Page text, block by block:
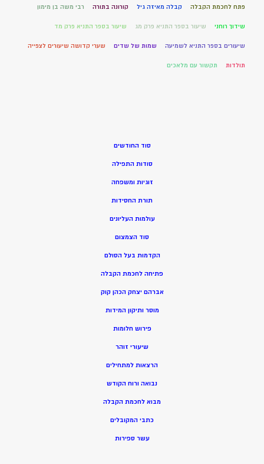
פתח לחכמת הקבלה קבלה מאיזה גיל קורונה בתורה רבי משה בן מימון
שידוך רוחני שיעור בספר התניא פרק מג שיעור בספר התניא פרק מד
שיעורים בספר התניא לשמיעה שמות של שדים שערי קדושה שיעורים לצפייה
תולדות תקשור עם מלאכים
סוד החודשים
סודות התפילה
זוגיות ומשפחה
תורת החסידות
עולמות העליונים
סוד הצמצום
הקדמות בעל הסולם
פתיחה לחכמת הקבלה
אברהם יצחק הכהן קוק
מוסר ותיקון המידות
פירוש חלומות
שיעורי זוהר
הרצאות למתחילים
נבואה ורוח הקודש
מבוא לחכמת הקבלה
כתבי המקובלים
עשר ספירות